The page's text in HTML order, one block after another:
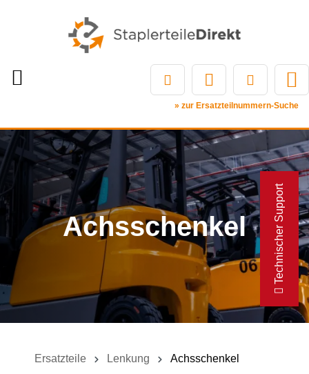
Technischer Support
» zur Ersatzteilnummern-Suche
Achsschenkel
Ersatzteile Lenkung Achsschenkel